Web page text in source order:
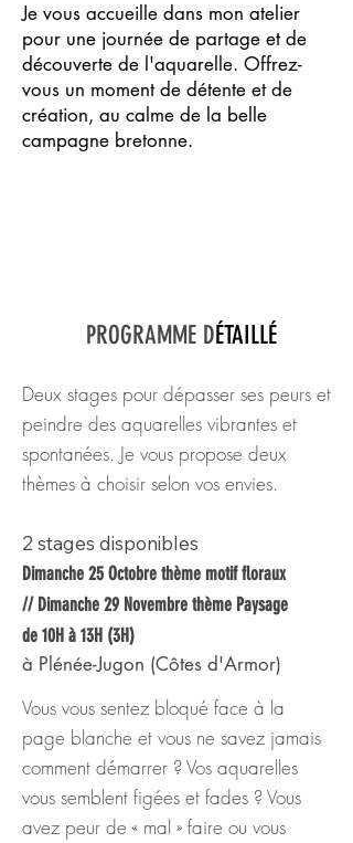
Je vous accueille dans mon atelier
pour une journée de partage et de
découverte de l'aquarelle. Offrez-
vous un moment de détente et de
création, au calme de la belle
campagne bretonne.
PROGRAMME DÉTAILLÉ
Deux stages pour dépasser ses peurs et
peindre des aquarelles vibrantes et
spontanées. Je vous propose deux
thèmes à choisir selon vos envies.
2 stages disponibles
Dimanche 25 Octobre thème motif floraux
// Dimanche 29 Novembre thème Paysage
de 10H à 13H (3H)
à Plénée-Jugon (Côtes d'Armor)
Vous vous sentez bloqué face à la
page blanche et vous ne savez jamais
comment démarrer ? Vos aquarelles
vous semblent figées et fades ? Vous
avez peur de « mal » faire ou vous